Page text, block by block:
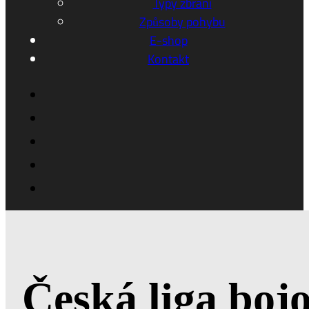
Způsoby pohybu
E-shop
Kontakt
Česká liga